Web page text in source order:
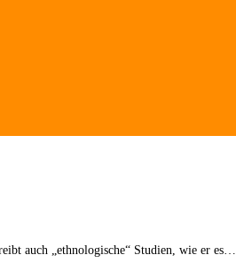
auch „ethnologische“ Studien, wie er es…